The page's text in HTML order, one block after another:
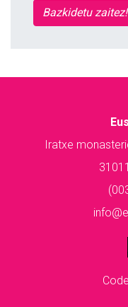
Bazkidetu zaitez!
Iratxe